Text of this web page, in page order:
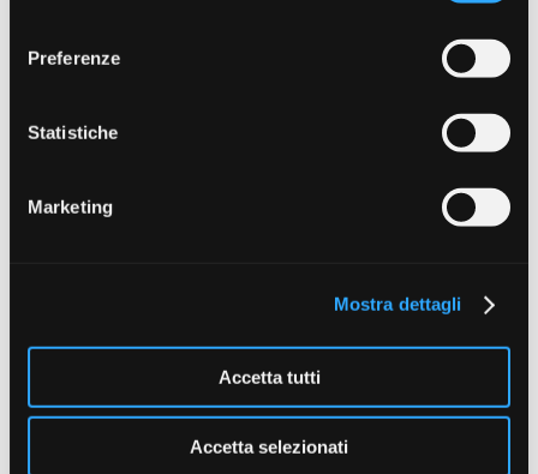
Preferenze
Statistiche
Marketing
Mostra dettagli
Accetta tutti
Accetta selezionati